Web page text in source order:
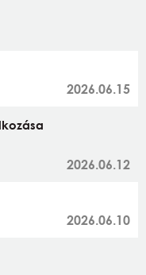
2026.06.15
2026.06.12
2026.06.10